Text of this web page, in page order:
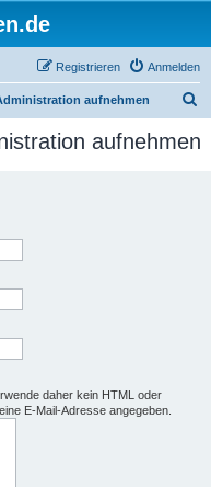
Anmelden
Registrieren
aufnehmen
c
aufnehmen
daher kein HTML oder
E-Mail-Adresse angegeben.